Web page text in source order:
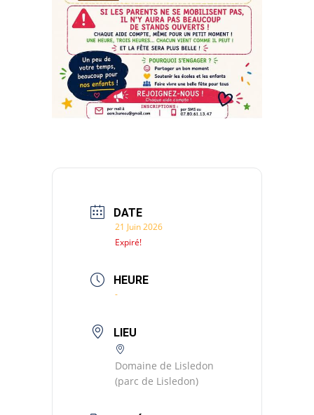
DATE
21 Juin 2026
Expiré!
HEURE
-
LIEU
Domaine de Lisledon
(parc de Lisledon)